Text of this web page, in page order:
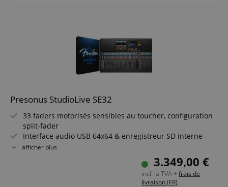
Presonus StudioLive SE32
33 faders motorisés sensibles au toucher, configuration
split-fader
Interface audio USB 64x64 & enregistreur SD interne
16 sorties de mix (12x XLR, 4x TRS 6,35 mm)
DSP 32 bits & convertisseurs AD/DA 115 dB
Réseau AVB, routage étendu et fonctions I/O avancées
Intégration transparente avec Studio One Pro & Capture
afficher plus
3.349,00 €
incl. la TVA + frais de
livraison (FR)